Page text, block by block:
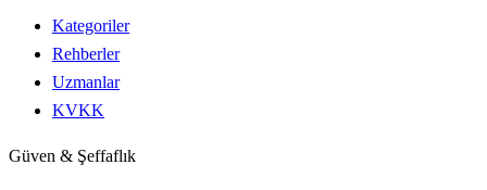
Kategoriler
Rehberler
Uzmanlar
KVKK
Güven & Şeffaflık